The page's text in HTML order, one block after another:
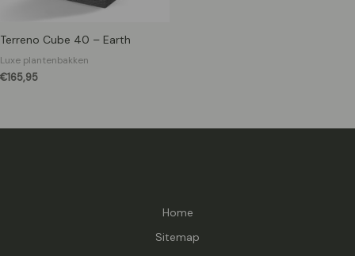
Terreno Cube 40 – Earth
Luxe plantenbakken
€165,95
Home
Sitemap